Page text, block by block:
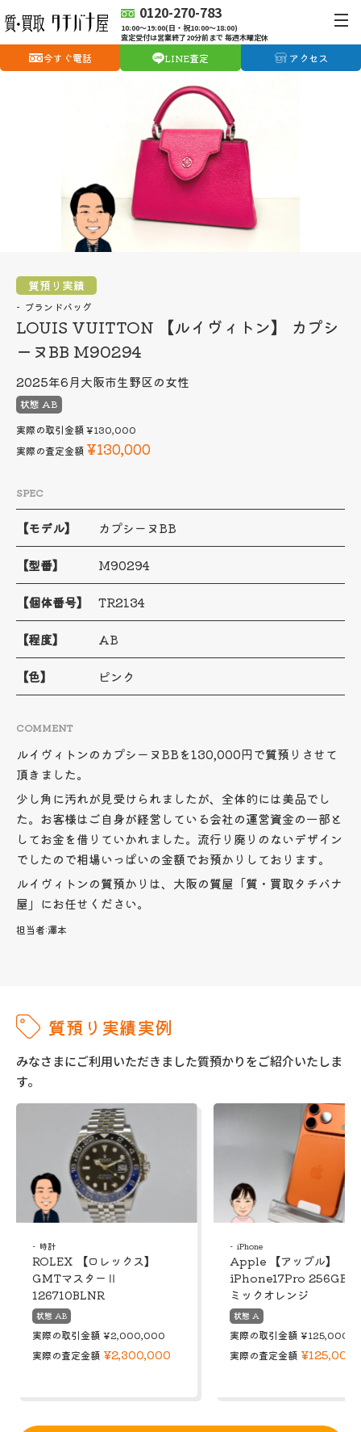
0120-270-783
10:00〜19:00(日・祝10:00〜18:00)
査定受付は営業終了20分前まで 毎週木曜定休
今すぐ電話 LINE査定 アクセス
質預り実績
ブランドバッグ
LOUIS VUITTON 【ルイヴィトン】 カプシ
ーヌBB M90294
2025年6月大阪市生野区の女性
状態 AB
実際の取引金額¥130,000
実際の査定金額 ¥130,000
SPEC
【モデル】 カプシーヌBB
【型番】 M90294
【個体番号】 TR2134
【程度】 AB
【色】 ピンク
COMMENT
ルイヴィトンのカプシーヌBBを130,000円で質預りさせて
頂きました。
少し角に汚れが見受けられましたが、全体的には美品でし
た。お客様はご自身が経営している会社の運営資金の一部と
してお金を借りていかれました。流行り廃りのないデザイン
でしたので相場いっぱいの金額でお預かりしております。
ルイヴィトンの質預かりは、大阪の質屋「質・買取タチバナ
屋」にお任せください。
担当者:澤本
質預り実績実例
みなさまにご利用いただきました質預かりをご紹介いたしま
す。
時計
ROLEX 【ロレックス】
GMTマスターⅡ
126710BLNR
状態 AB
実際の取引金額 ¥2,000,000
実際の査定金額 ¥2,300,000
iPhone
Apple 【アップル】
iPhone17Pro 256GB
ミックオレンジ
状態 A
実際の取引金額 ¥125,000
実際の査定金額 ¥125,000